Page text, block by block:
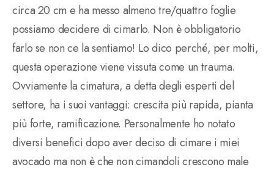
circa 20 cm e ha messo almeno tre/quattro foglie
possiamo decidere di cimarlo. Non è obbligatorio
farlo se non ce la sentiamo! Lo dico perché, per molti,
questa operazione viene vissuta come un trauma.
Ovviamente la cimatura, a detta degli esperti del
settore, ha i suoi vantaggi: crescita più rapida, pianta
più forte, ramificazione. Personalmente ho notato
diversi benefici dopo aver deciso di cimare i miei
avocado ma non è che non cimandoli crescono male